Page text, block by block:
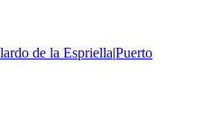
de la Espriella|Puerto